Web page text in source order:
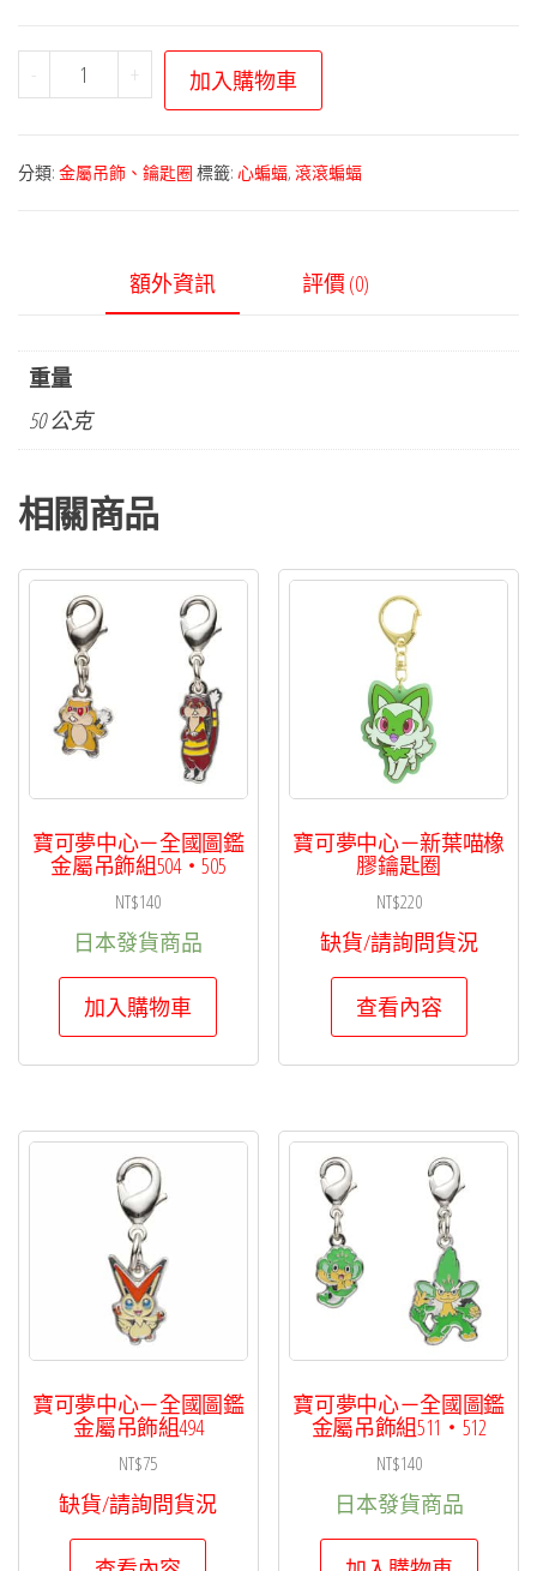
-
可
中
鑑
屬
飾
組
527・
528
數
+ 加入購物車
分類: 金屬吊飾、鑰匙圈 標籤: 心蝙蝠, 滾滾蝙蝠
額外資訊 評價 (0)
重量
50 公克
相關商品
寶可夢中心－全國圖鑑
金屬吊飾組504・505
NT$140
日本發貨商品
加入購物車
寶可夢中心－新葉喵橡
膠鑰匙圈
NT$220
缺貨/請詢問貨況
查看內容
寶可夢中心－全國圖鑑
金屬吊飾組494
NT$75
缺貨/請詢問貨況
寶可夢中心－全國圖鑑
金屬吊飾組511・512
NT$140
日本發貨商品